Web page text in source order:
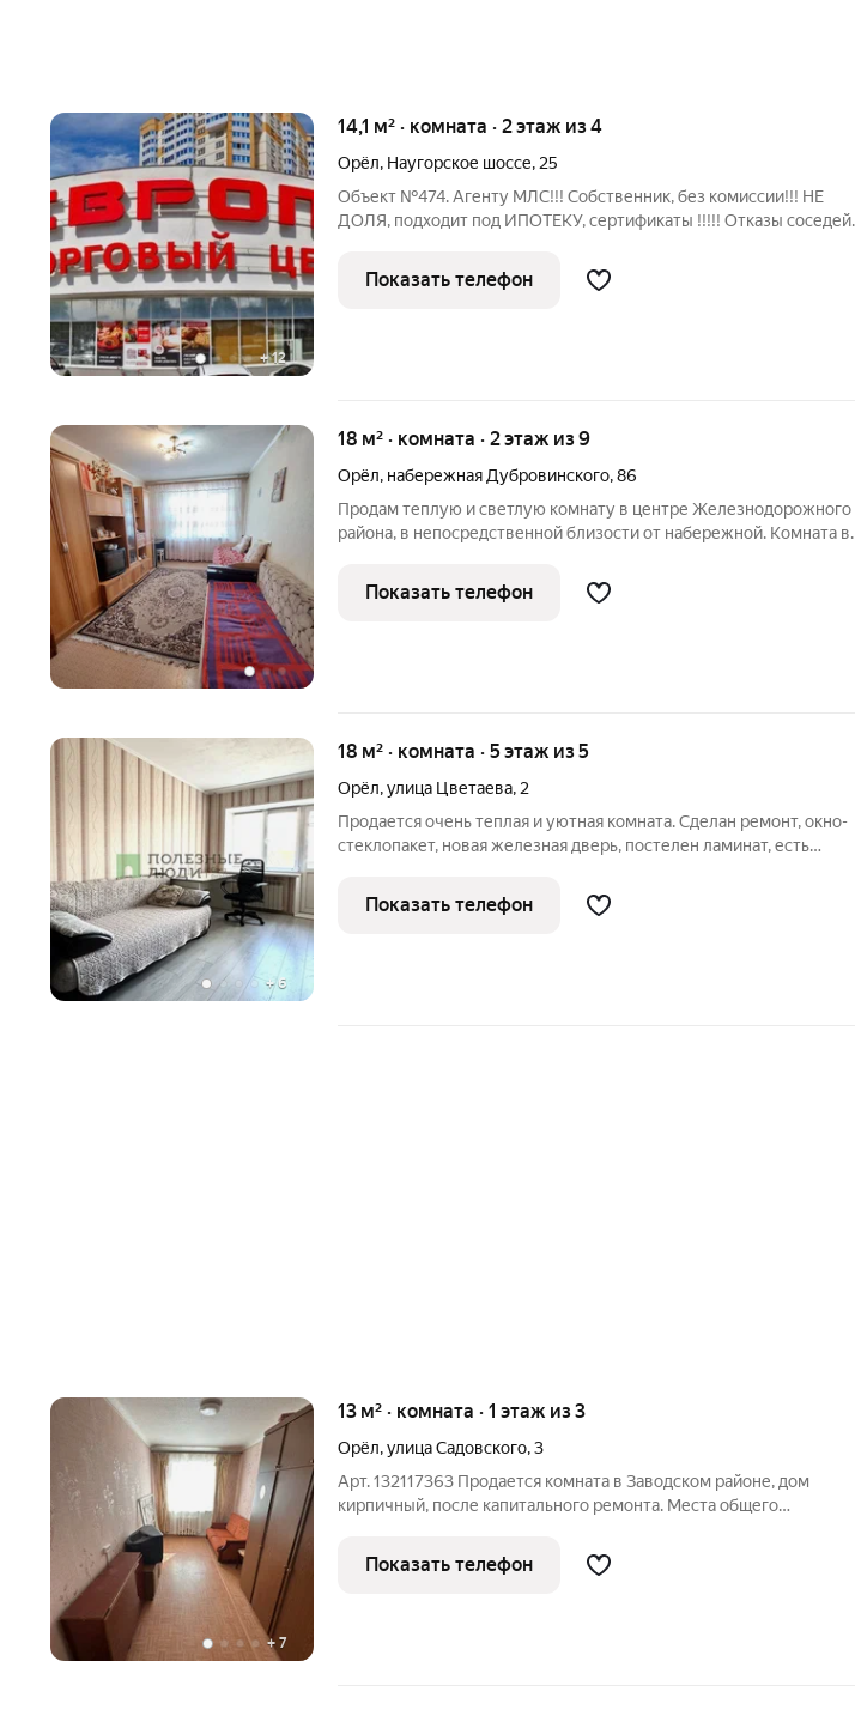
+12
14,1 м² · комната · 2 этаж из 4
Орёл, Наугорское шоссе, 25
Объект №474. Агенту МЛС!!! Собственник, без комиссии!!! НЕ
ДОЛЯ, подходит под ИПОТЕКУ, сертификаты !!!!! Отказы соседей
комнату 18.3 кв. после свежего ремонта (жилая площадь 14.1 кв.м
Показать телефон
18 м² · комната · 2 этаж из 9
Орёл, набережная Дубровинского,86
Продам теплую и светлую комнату в центре Железнодорожного
района, в непосредственной близости от набережной. Комната в
Есть место под стиральную машинку. Мебель остается новым
собственникам.
Показать телефон
+6
18 м² · комната · 5 этаж из 5
Орёл,улица Цветаева, 2
Продается очень теплая и уютная комната. Сделан ремонт, окно-
стеклопакет, новая железная дверь, постелен ламинат, есть
на доме в 2024 году поменяна крыша. Мебель и бытовая техника в
подарок.
Показать телефон
+ 7
13 м² · комната · 1 этаж из 3
Орёл,улица Садовского,3
Арт. 132117363 Продается комната в Заводском районе, дом
кирпичный, после капитального ремонта. Места общего
для горячей воды. В комнате остается все, что на фото. Спокойные
соcеди,
Показать телефон